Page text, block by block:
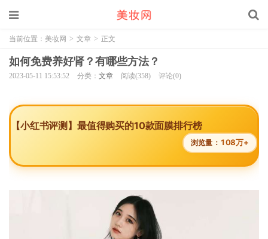
当前位置： 美妆网 > 文章 > 正文
如何免费养好肾？有哪些方法？
2023-05-11 15:53:52 分类： 文章 阅读(358) 评论(0)
【小红书评测】最值得购买的10款面膜排行榜
浏览量： 108万+